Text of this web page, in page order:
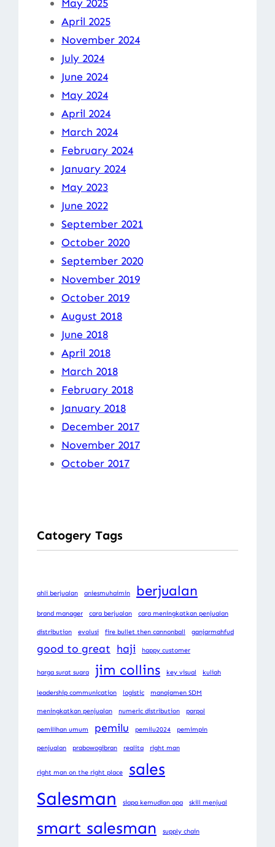
May 2025
April 2025
November 2024
July 2024
June 2024
May 2024
April 2024
March 2024
February 2024
January 2024
May 2023
June 2022
September 2021
October 2020
September 2020
November 2019
October 2019
August 2018
June 2018
April 2018
March 2018
February 2018
January 2018
December 2017
November 2017
October 2017
Catogery Tags
ahli berjualan aniesmuhaimin berjualan
brand manager cara berjualan cara meningkatkan penjualan
distribution evolusi fire bullet then cannonball ganjarmahfud
good to great haji happy customer
harga surat suara jim collins key visual kuliah
leadership communication logistic manajamen SDM
meningkatkan penjualan numeric distribution parpol
pemilihan umum pemilu pemilu2024 pemimpin
penjualan prabowogibran realita right man
right man on the right place sales
Salesman siapa kemudian apa skill menjual
smart salesman supply chain